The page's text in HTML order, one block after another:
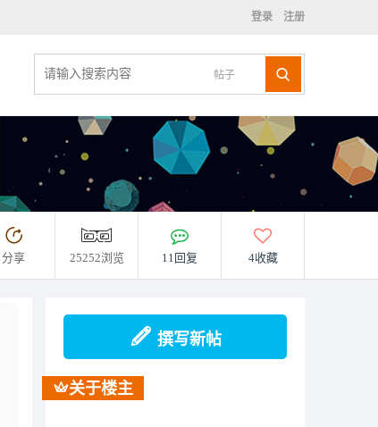
登录 注册
帖子
分享 25252浏览 11回复 4收藏
撰写新帖
关于楼主